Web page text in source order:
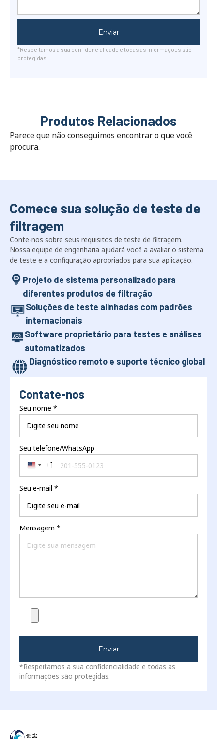
Enviar
*Respeitamos a sua confidencialidade e todas as informações são
protegidas.
Produtos Relacionados
Parece que não conseguimos encontrar o que você
procura.
Comece sua solução de teste de
filtragem
Conte-nos sobre seus requisitos de teste de filtragem.
Nossa equipe de engenharia ajudará você a avaliar o sistema
de teste e a configuração apropriados para sua aplicação.
Projeto de sistema personalizado para
diferentes produtos de filtração
Soluções de teste alinhadas com padrões
internacionais
Software proprietário para testes e análises
automatizados
Diagnóstico remoto e suporte técnico global
Contate-nos
Seu nome *
Seu telefone/WhatsApp
United States +1
+1
Seu e-mail *
Mensagem *
Enviar
*Respeitamos a sua confidencialidade e todas as
informações são protegidas.